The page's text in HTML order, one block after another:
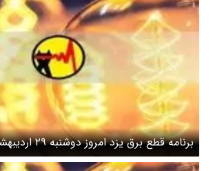
برنامه قطع برق یزد امروز دوشنبه ۲۹ اردیبهشت